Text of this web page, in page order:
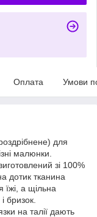
Оплата Умови
для
малюнки.
зі 100%
дотик тканина
їжі, а щільна
бризок.
на талії дають